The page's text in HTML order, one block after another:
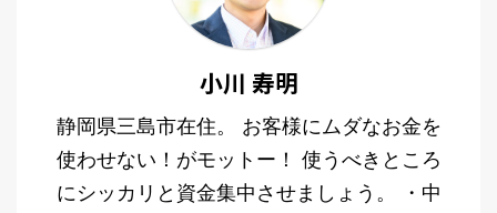
小川 寿明
静岡県三島市在住。 お客様にムダなお金を
使わせない！がモットー！ 使うべきところ
にシッカリと資金集中させましょう。 ・中